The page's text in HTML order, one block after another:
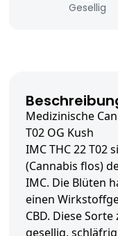
Gesellig
Medizinische
T02 OG Kush
IMC THC 22 T02
(Cannabis flos)
IMC. Die Blüten
einen
CBD. Diese
gesellig,